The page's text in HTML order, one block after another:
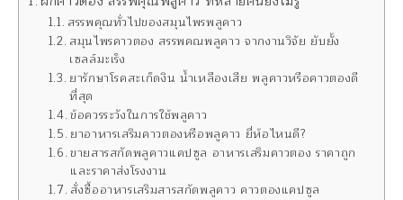
สรรพคุณทั่วไปของสมุนไพรพลูคาว
สมุนไพรคาวตอง สรรพคณพลูคาว จากงานวิจัย ยับยั้ง
เซลล์มะเร็ง
ยารักษาโรคสะเก็ดงิน น้ำเหลืองเสีย พลูคาวหรือคาวตองดี
ที่สุด
ข้อควรระวังในการใช้พลูคาว
ยาอาหารเสริมคาวตองหรือพลูคาว ยี่ห้อไหนดี?
ขายสารสกัดพลูคาวแคปซูล อาหารเสริมคาวตอง ราคาถูก
และราคาส่งโรงงาน
สั่งซื้ออาหารเสริมสารสกัดพลูคาว คาวตองแคปซูล